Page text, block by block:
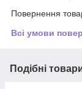
Повернення
Всі умови
Подібні